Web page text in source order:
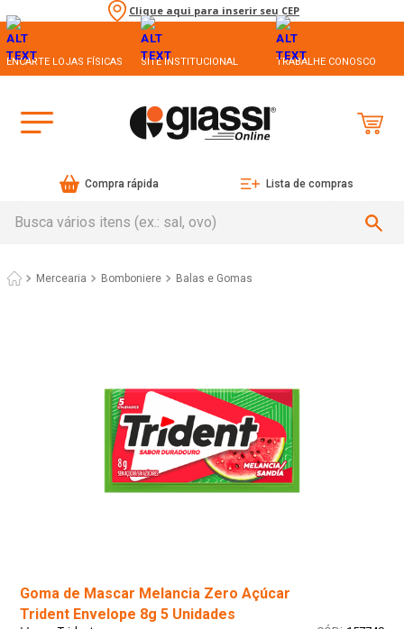
Clique aqui para inserir seu CEP
ENCARTE LOJAS FÍSICAS SITE INSTITUCIONAL TRABALHE CONOSCO
Compra rápida Lista de compras
Mercearia Bomboniere Balas e Gomas
Goma de Mascar Melancia Zero Açúcar
Trident Envelope 8g 5 Unidades